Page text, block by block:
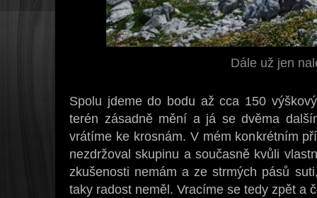
Dále už jen
Spolu jdeme do bodu až cca 150
terén zásadně mění a já se dvěma
vrátíme ke krosnám. V mém konkrétním
nezdržoval skupinu a současně kvůli
zkušenosti nemám a ze strmých pásů
taky radost neměl. Vracíme se tedy zpět a